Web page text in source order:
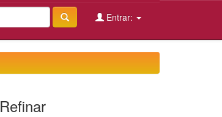
Entrar:
Refinar